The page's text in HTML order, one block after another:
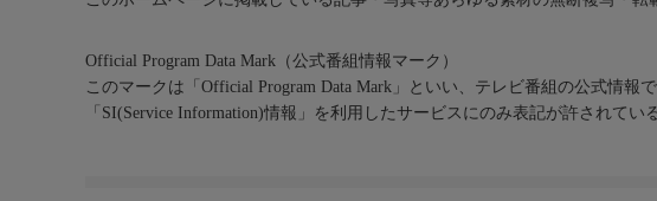
Official Program Data Mark（公式番組情報マーク）
このマークは「Official Program Data Mark」といい、テレビ番組の公式情報
「SI(Service Information)情報」を利用したサービスにのみ表記が許されてい